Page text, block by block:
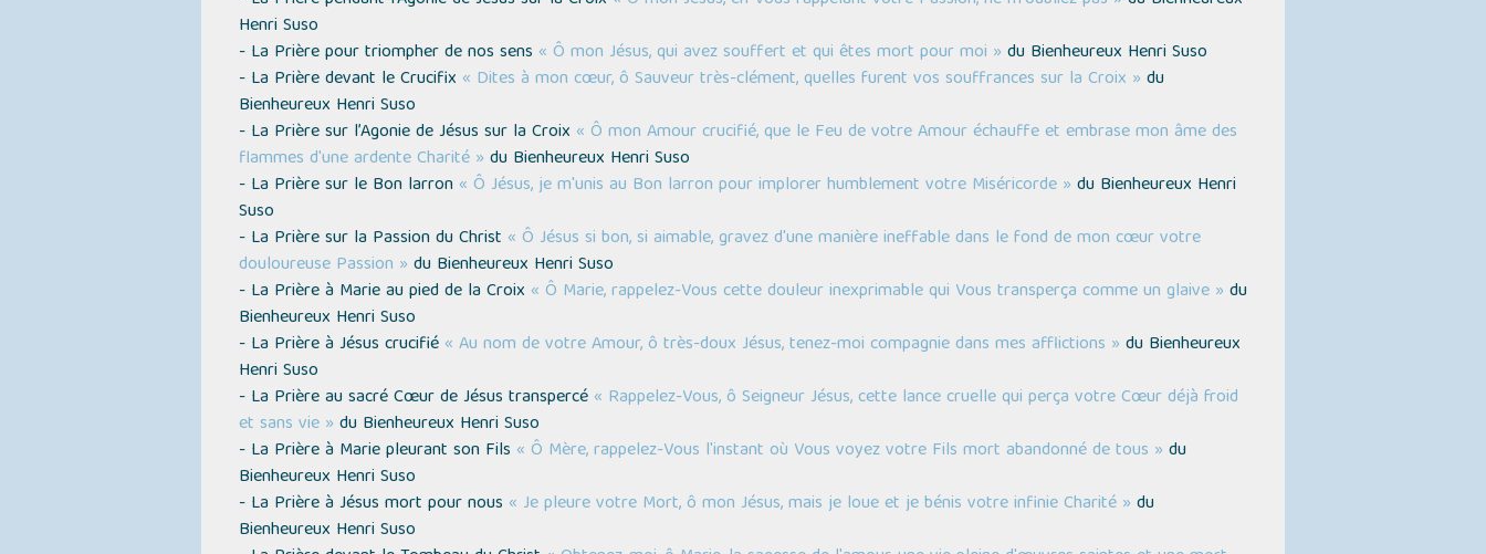
Henri Suso
- La Prière pour triompher de nos sens « Ô mon Jésus, qui avez souffert et qui êtes mort pour moi » du Bienheureux Henri Suso
- La Prière devant le Crucifix « Dites à mon cœur, ô Sauveur très-clément, quelles furent vos souffrances sur la Croix » du
Bienheureux Henri Suso
- La Prière sur l’Agonie de Jésus sur la Croix « Ô mon Amour crucifié, que le Feu de votre Amour échauffe et embrase mon âme des
flammes d'une ardente Charité » du Bienheureux Henri Suso
- La Prière sur le Bon larron « Ô Jésus, je m'unis au Bon larron pour implorer humblement votre Miséricorde » du Bienheureux Henri
Suso
- La Prière sur la Passion du Christ « Ô Jésus si bon, si aimable, gravez d'une manière ineffable dans le fond de mon cœur votre
douloureuse Passion » du Bienheureux Henri Suso
- La Prière à Marie au pied de la Croix « Ô Marie, rappelez-Vous cette douleur inexprimable qui Vous transperça comme un glaive » du
Bienheureux Henri Suso
- La Prière à Jésus crucifié « Au nom de votre Amour, ô très-doux Jésus, tenez-moi compagnie dans mes afflictions » du Bienheureux
Henri Suso
- La Prière au sacré Cœur de Jésus transpercé « Rappelez-Vous, ô Seigneur Jésus, cette lance cruelle qui perça votre Cœur déjà froid
et sans vie » du Bienheureux Henri Suso
- La Prière à Marie pleurant son Fils « Ô Mère, rappelez-Vous l'instant où Vous voyez votre Fils mort abandonné de tous » du
Bienheureux Henri Suso
- La Prière à Jésus mort pour nous « Je pleure votre Mort, ô mon Jésus, mais je loue et je bénis votre infinie Charité » du
Bienheureux Henri Suso